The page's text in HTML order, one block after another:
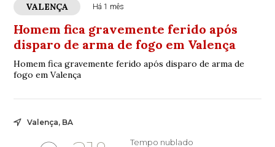
VALENÇA Há 1 mês
Homem fica gravemente ferido após
disparo de arma de fogo em Valença
Homem fica gravemente ferido após disparo de arma de
fogo em Valença
Valença, BA
Tempo nublado